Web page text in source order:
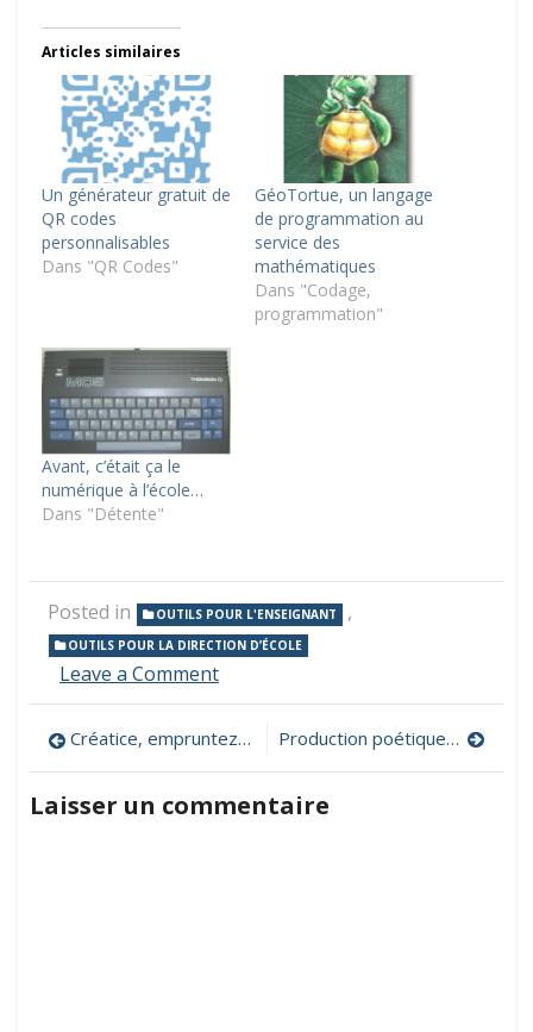
Articles similaires
Un générateur gratuit de
QR codes
personnalisables
Dans "QR Codes"
GéoTortue, un langage
de programmation au
service des
mathématiques
Dans "Codage,
programmation"
Avant, c’était ça le
numérique à l’école…
Dans "Détente"
Posted in OUTILS POUR L'ENSEIGNANT ,
OUTILS POUR LA DIRECTION D’ÉCOLE
Leave a Commenton
FreeLogoDesign,
un
logo
gratuit
en
Navigation
de
l’article
Créatice, empruntez, échangez, testez, partagez et mutualisez ! Production poétique, des outils numériques pour favoriser la créativité des élèves
Laisser un commentaire